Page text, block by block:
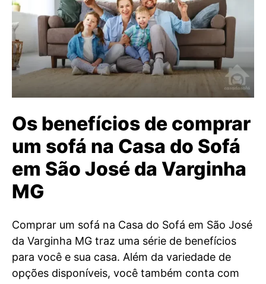
Os benefícios de comprar
um sofá na Casa do Sofá
em São José da Varginha
MG
Comprar um sofá na Casa do Sofá em São José
da Varginha MG traz uma série de benefícios
para você e sua casa. Além da variedade de
opções disponíveis, você também conta com